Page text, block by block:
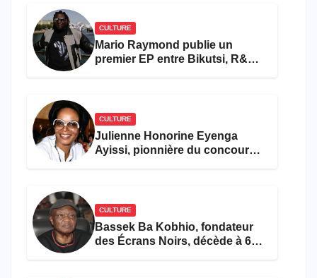
CULTURE
Mario Raymond publie un
premier EP entre Bikutsi, R&B
CULTURE
Julienne Honorine Eyenga
Ayissi, pionnière du concours
CULTURE
Bassek Ba Kobhio, fondateur
des Écrans Noirs, décède à 69